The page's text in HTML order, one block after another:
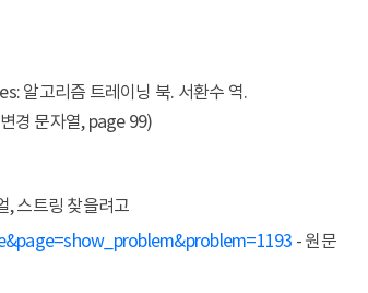
알고리즘 트레이닝 북. 서환수 역.
경 문자열, page 99)
스트링 찾을려고
- 원문